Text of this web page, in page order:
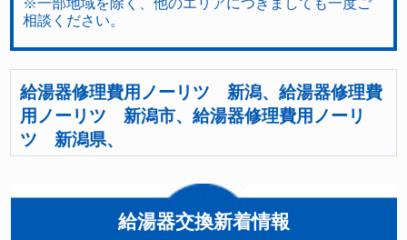
※一部地域を除く、他のエリアにつきましても一度ご
相談ください。
給湯器修理費用ノーリツ 新潟、給湯器修理費
用ノーリツ 新潟市、給湯器修理費用ノーリ
ツ 新潟県、
給湯器交換新着情報